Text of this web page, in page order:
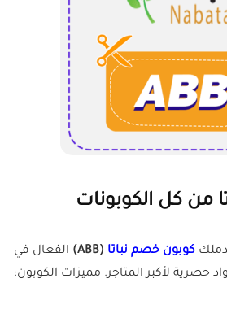
من كل الكوبونات
كوبون خصم نباتا (ABB)
الفعال في
حصرية لأكبر المتاجر. مميزات الكوبون: